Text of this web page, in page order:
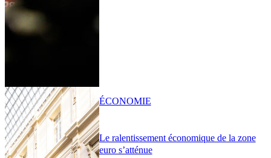
Le ralentissement économique de la zone
euro s’atténue
ÉCONOMIE